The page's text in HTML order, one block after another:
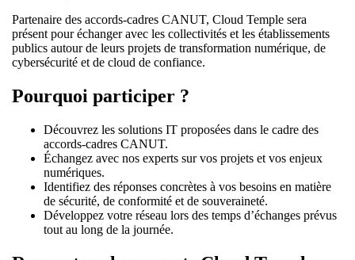
Partenaire des accords-cadres CANUT, Cloud Temple sera
présent pour échanger avec les collectivités et les établissements
publics autour de leurs projets de transformation numérique, de
cybersécurité et de cloud de confiance.
Pourquoi participer ?
Découvrez les solutions IT proposées dans le cadre des
accords-cadres CANUT.
Échangez avec nos experts sur vos projets et vos enjeux
numériques.
Identifiez des réponses concrètes à vos besoins en matière
de sécurité, de conformité et de souveraineté.
Développez votre réseau lors des temps d’échanges prévus
tout au long de la journée.